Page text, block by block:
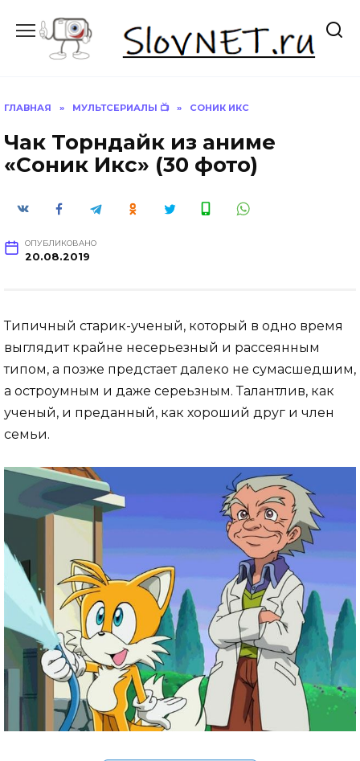
содержанию
ГЛАВНАЯ » МУЛЬТСЕРИАЛЫ 📺 » СОНИК ИКС
Чак Торндайк из аниме
«Соник Икс» (30 фото)
ОПУБЛИКОВАНО
20.08.2019
Типичный старик-ученый, который в одно время
выглядит крайне несерьезный и рассеянным
типом, а позже предстает далеко не сумасшедшим,
а остроумным и даже сереьзным. Талантлив, как
ученый, и преданный, как хороший друг и член
семьи.